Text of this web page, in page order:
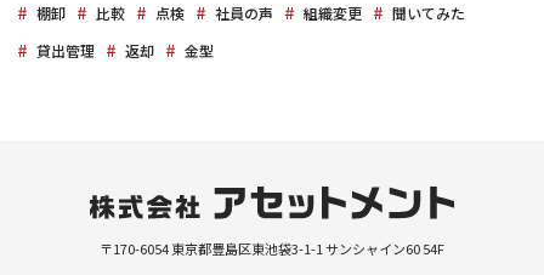
棚卸
比較 点検 社員の声 組織変更
聞いてみた
貸出管理
返却 金型
〒170-6054東京都豊島区東池袋3-1-1サンシャイン60 54F